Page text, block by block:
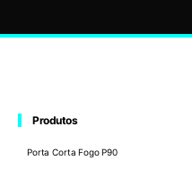
Produtos
Porta Corta Fogo P90